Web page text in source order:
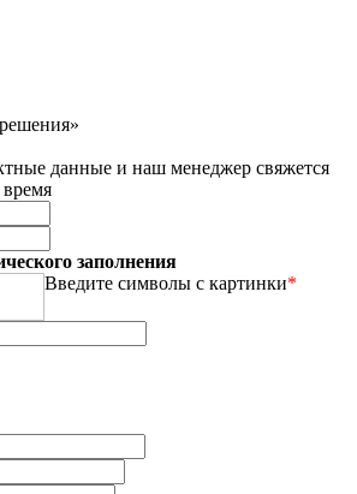
данные и наш менеджер свяжется
заполнения
Введите символы с картинки*